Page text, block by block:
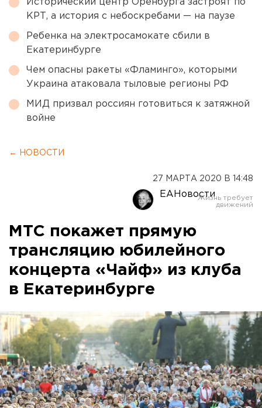
Исторический центр Оренбурга застроят по
КРТ, а история с небоскребами — на паузе
Ребенка на электросамокате сбили в
Екатеринбурге
Чем опасны ракеты «Фламинго», которыми
Украина атаковала тыловые регионы РФ
МИД призвал россиян готовиться к затяжной
войне
← НОВОСТИ
27 МАРТА 2020 В 14:48
ЕАНовости
МТС покажет прямую
трансляцию юбилейного
концерта «Чайф» из клуба
в Екатеринбурге